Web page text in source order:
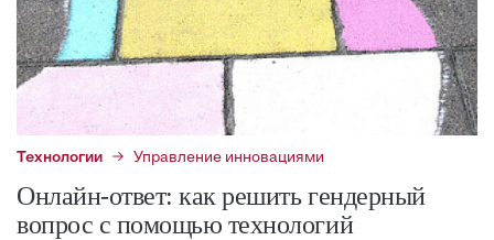
Технологии Управление инновациями
Онлайн-ответ: как решить гендерный
вопрос с помощью технологий